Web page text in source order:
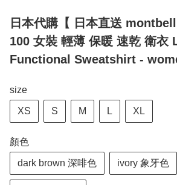
日本代購【 日本直送
100 女裝 輕薄 保暖 速乾 衛
Functional Sweatshirt -
size
XS S M L XL
顏色
dark brown 深啡色 ivory 象牙色